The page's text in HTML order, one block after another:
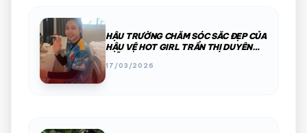
HẬU TRƯỜNG CHĂM SÓC SẮC ĐẸP CỦA
HẬU VỆ HOT GIRL TRẦN THỊ DUYÊN
17/03/2026